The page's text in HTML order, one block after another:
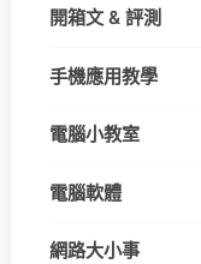
開箱文 & 評測
手機應用教學
電腦小教室
電腦軟體
網路大小事